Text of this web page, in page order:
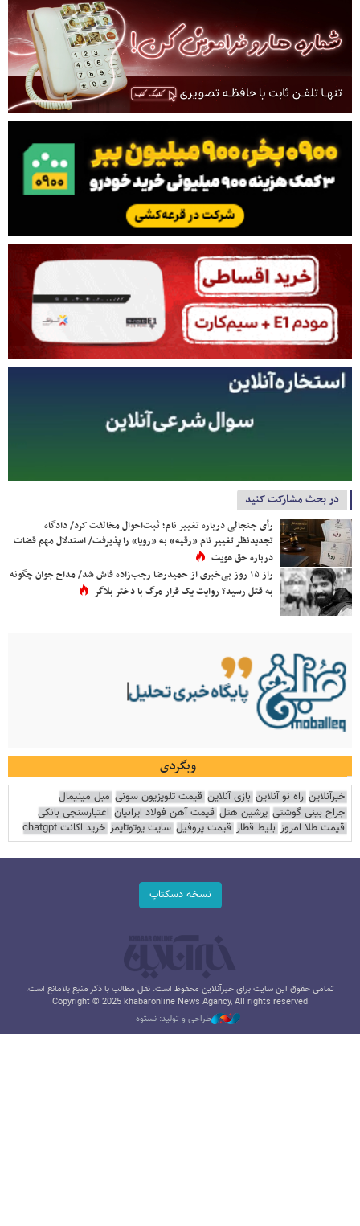
در بحث مشارکت کنید
رأی جنجالی درباره تغییر نام؛ ثبت‌احوال مخالفت کرد/ دادگاه
تجدیدنظر تغییر نام «رقیه» به «رویا» را پذیرفت/ استدلال مهم قضات
درباره حق هویت
راز ۱۵ روز بی‌خبری از حمیدرضا رجب‌زاده فاش شد/ مداح جوان چگونه
به قتل رسید؟ روایت یک قرار مرگ با دختر بلاگر
وبگردی
خبرآنلاین راه نو آنلاین بازی آنلاین قیمت تلویزیون سونی مبل مینیمال
جراح بینی گوشتی پرشین هتل قیمت آهن فولاد ایرانیان اعتبارسنجی بانکی
قیمت طلا امروز بلیط قطار قیمت پروفیل سایت یوتوتایمز خرید اکانت chatgpt
نسخه دسکتاپ
تمامی حقوق این سایت برای خبرآنلاین محفوظ است. نقل مطالب با ذکر منبع بلامانع است.
Copyright © 2025 khabaronline News Agancy, All rights reserved
طراحی و تولید: نستوه